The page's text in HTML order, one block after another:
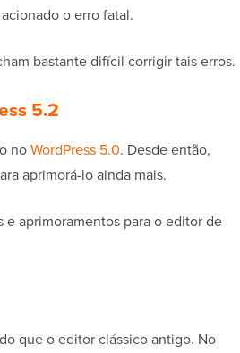
o erro fatal.
bastante difícil corrigir tais erros.
5.2
noWordPress 5.0. Desde então,
aprimorá-lo ainda mais.
e aprimoramentos para o editor de
que o editor clássico antigo. No